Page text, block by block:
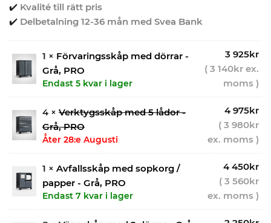
✔️ Kvalité till rätt pris
✔️ Delbetalning 12-36 mån med Svea Bank
1 × Förvaringsskåp med dörrar -
Grå, PRO
Endast 5 kvar i lager
3 925kr
( 3 140kr ex.
moms )
4 × Verktygsskåp med 5 lådor -
Grå, PRO
Åter 28:e Augusti
4 975kr
( 3 980kr
ex. moms )
1 × Avfallsskåp med sopkorg /
papper - Grå, PRO
Endast 7 kvar i lager
4 450kr
( 3 560kr
ex. moms )